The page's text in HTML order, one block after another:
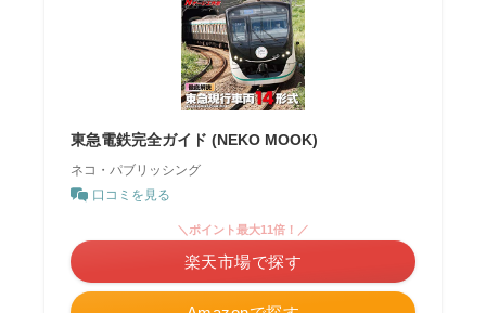
東急電鉄完全ガイド (NEKO MOOK)
ネコ・パブリッシング
口コミを見る
＼ポイント最大11倍！／
楽天市場で探す